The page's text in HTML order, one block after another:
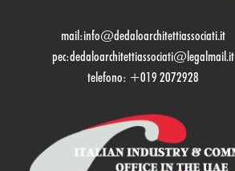
mail:info@dedaloarchitettiassociati.it
pec:dedaloarchitettiassociati@legalmail.it
telefono: +019 2072928